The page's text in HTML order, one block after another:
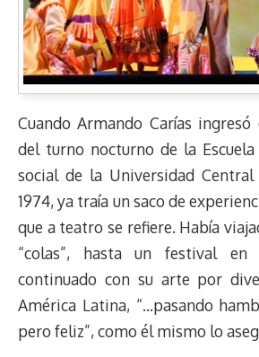
Cuando Armando Carías ingresó
del turno nocturno de la Escuela
social de la Universidad Central
1974, ya traía un saco de
que a teatro se refiere. Había
“colas”, hasta un festival
continuado con su arte por
América Latina, “…pasando
pero feliz”, como él mismo lo